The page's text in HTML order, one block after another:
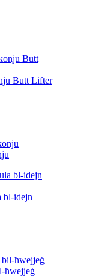
Butt Lifter
bl-idejn
ħwejjeġ